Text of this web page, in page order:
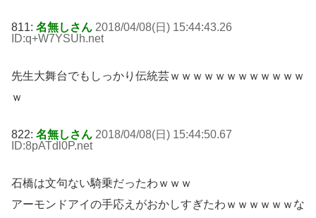
811: 名無しさん 2018/04/08(日) 15:44:43.26
ID:q+W7YSUh.net
先生大舞台でもしっかり伝統芸ｗｗｗｗｗｗｗｗｗｗｗｗ
ｗ
822: 名無しさん 2018/04/08(日) 15:44:50.67
ID:8pATdl0P.net
石橋は文句ない騎乗だったわｗｗｗ
アーモンドアイの手応えがおかしすぎたわｗｗｗｗｗｗな